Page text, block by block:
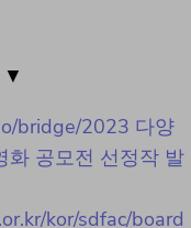
▼
bridge/2023 다양
화 공모전 선정작 발
kor/sdfac/board